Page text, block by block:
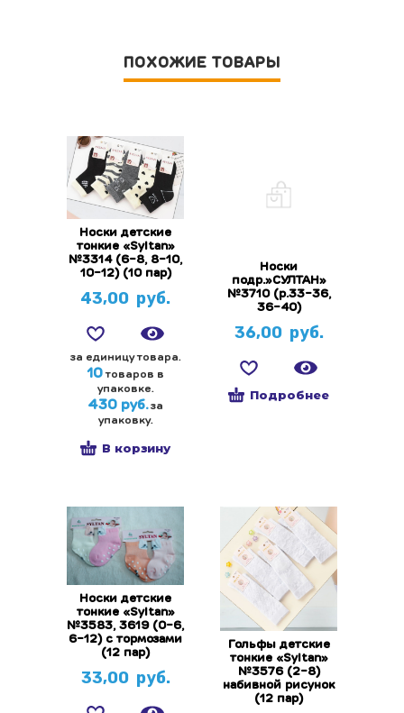
ПОХОЖИЕ ТОВАРЫ
Носки детские
тонкие «Syltan»
№3314 (6-8, 8-10,
10-12) (10 пар)
43,00 руб.
за единицу товара.
10товаров в
упаковке.
430 руб.за
упаковку.
В корзину
Носки
подр.»СУЛТАН»
№3710 (р.33-36,
36-40)
36,00 руб.
Подробнее
Носки детские
тонкие «Syltan»
№3583, 3619 (0-6,
6-12) с тормозами
(12 пар)
33,00 руб.
Гольфы детские
тонкие «Syltan»
№3576 (2-8)
набивной рисунок
(12 пар)